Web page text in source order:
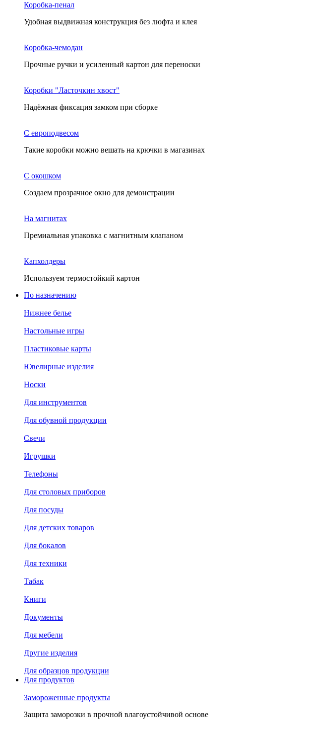
Коробка-пенал
Удобная выдвижная конструкция без люфта и клея
Коробка-чемодан
Прочные ручки и усиленный картон для переноски
Коробки "Ласточкин хвост"
Надёжная фиксация замком при сборке
С европодвесом
Такие коробки можно вешать на крючки в магазинах
С окошком
Создаем прозрачное окно для демонстрации
На магнитах
Премиальная упаковка с магнитным клапаном
Капхолдеры
Используем термостойкий картон
По назначению
Нижнее белье
Настольные игры
Пластиковые карты
Ювелирные изделия
Носки
Для инструментов
Для обувной продукции
Свечи
Игрушки
Телефоны
Для столовых приборов
Для посуды
Для детских товаров
Для бокалов
Для техники
Табак
Книги
Документы
Для мебели
Другие изделия
Для образцов продукции
Для продуктов
Замороженные продукты
Защита заморозки в прочной влагоустойчивой основе